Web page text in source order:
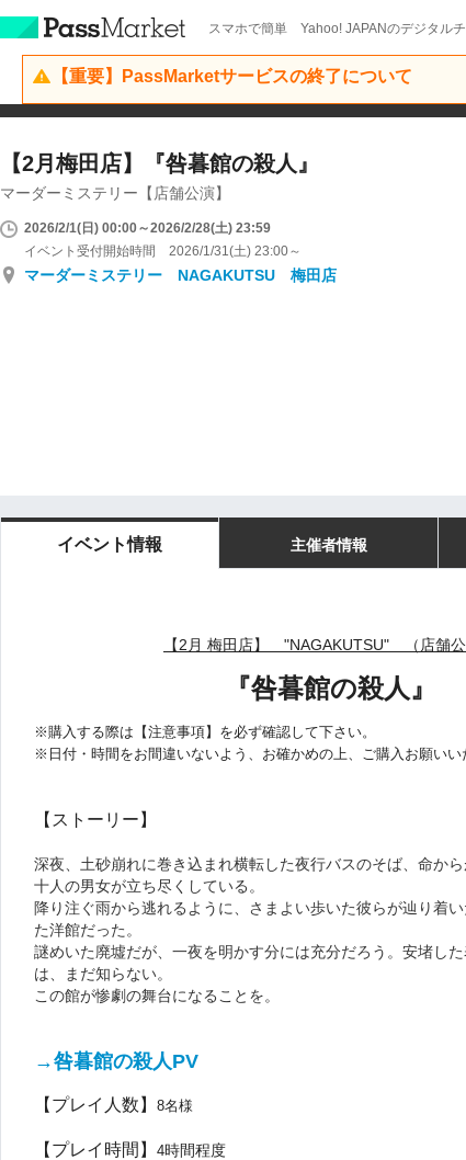
スマホで簡単 Yahoo! JAPANのデジタルチ
【重要】PassMarketサービスの終了について
【2月梅田店】『咎暮館の殺人』
マーダーミステリー【店舗公演】
2026/2/1(日) 00:00～2026/2/28(土) 23:59
イベント受付開始時間 2026/1/31(土) 23:00～
マーダーミステリー NAGAKUTSU 梅田店
イベント情報 主催者情報
【2 月 梅田店】 "NAGAKUTSU" （店舗公
『咎暮館の殺人』
※購入する際は【注意事項】を必ず確認して下さい。
※日付・時間をお間違いないよう、 お確かめの上、ご購入お願いい
【ストーリー】
深夜、土砂崩れに巻き込まれ横転した夜行バスのそば、命か
十人の男女が立ち尽くしている。
降り注ぐ雨から逃れるように、さまよい歩いた彼らが辿り着
た洋館だった。
謎めいた廃墟だが、一夜を明かす分には充分だろう。安堵し
は、まだ知らない。
この館が惨劇の舞台になることを。
→咎暮館の殺人PV
【プレイ人数】 8名様
【プレイ時間】 4時間程度